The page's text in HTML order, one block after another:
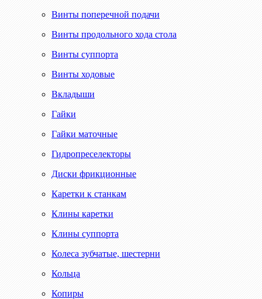
Винты поперечной подачи
Винты продольного хода стола
Винты суппорта
Винты ходовые
Вкладыши
Гайки
Гайки маточные
Гидропреселекторы
Диски фрикционные
Каретки к станкам
Клины каретки
Клины суппорта
Колеса зубчатые, шестерни
Кольца
Копиры